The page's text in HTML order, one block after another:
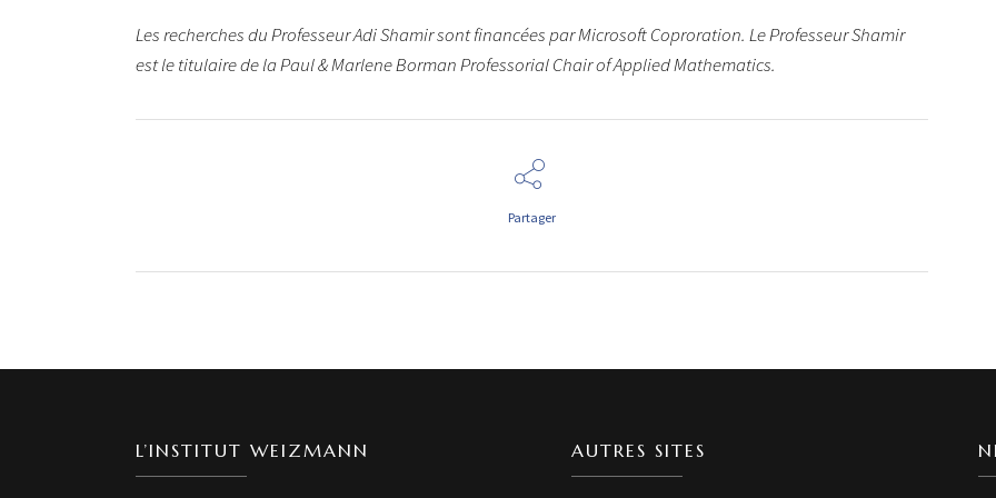
Les recherches du Professeur Adi Shamir sont financées par Microsoft Coproration. Le Professeur Shamir
est le titulaire de la Paul & Marlene Borman Professorial Chair of Applied Mathematics.
Partager
L’INSTITUT WEIZMANN AUTRES SITES